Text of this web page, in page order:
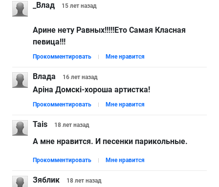
_Влад 15 лет назад
Арине нету Равных!!!!!Ето Самая Класная
певица!!!
Прокомментировать Мне нравится
Влада 16 лет назад
Аріна Домскі-хороша артистка!
Прокомментировать Мне нравится
Tais 18 лет назад
А мне нравится. И песенки парикольные.
Прокомментировать Мне нравится
Зяблик 18 лет назад